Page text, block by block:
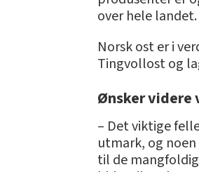
over hele landet.
Norsk ost er i
Tingvollost og
Ønsker videre
– Det viktige
utmark, og
til de